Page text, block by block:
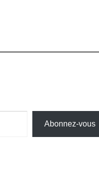
Abonnez-vous